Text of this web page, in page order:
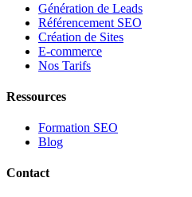
Génération de Leads
Référencement SEO
Création de Sites
E-commerce
Nos Tarifs
Ressources
Formation SEO
Blog
Contact